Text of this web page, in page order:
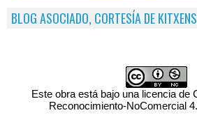
BLOG ASOCIADO, CORTESÍA DE
Este obra está bajo una licencia de
Reconocimiento-NoComercial